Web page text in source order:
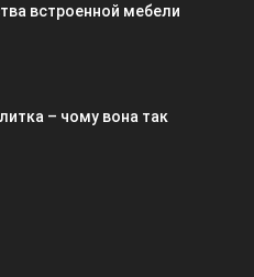
встроенной мебели
– чому вона так